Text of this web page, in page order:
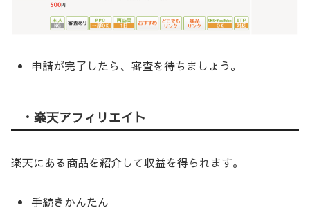
申請が完了したら、審査を待ちましょう。
・楽天アフィリエイト
楽天にある商品を紹介して収益を得られます。
手続きかんたん